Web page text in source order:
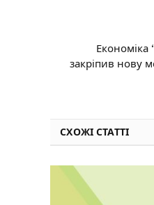
Економіка
закріпив нову
СХОЖІ СТАТТІ